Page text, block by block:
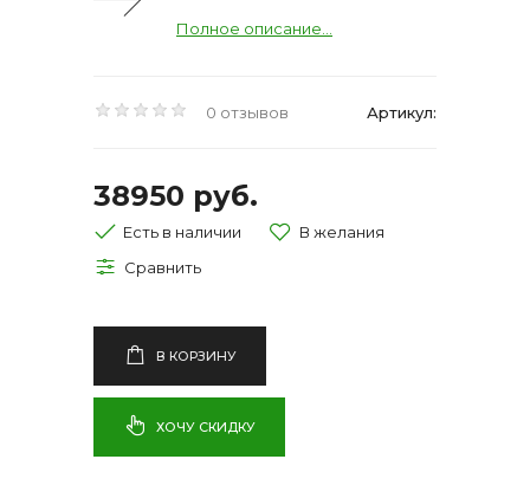
Полное описание...
0 отзывов Артикул:
38950 руб.
Есть в наличии
В КОРЗИНУ
ХОЧУ СКИДКУ